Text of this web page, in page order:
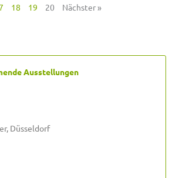
18 19 20 Nächster »
Ausstellungen
Düsseldorf